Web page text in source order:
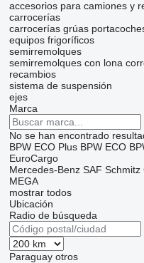
accesorios para camiones y
carrocerías
carrocerías grúas
equipos frigoríficos
semirremolques
semirremolques con lona
recambios
sistema de suspensión
ejes
Marca
No se han encontrado
BPW ECO Plus BPW ECO
EuroCargo
Mercedes-Benz SAF Schmitz
MEGA
mostrar todos
Ubicación
Radio de búsqueda
Paraguay otros